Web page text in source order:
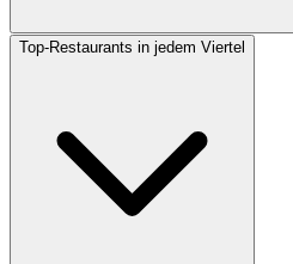
Top-Restaurants in jedem Viertel